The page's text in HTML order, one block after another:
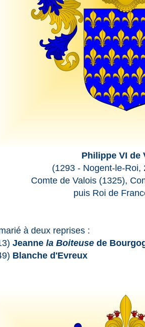
Philippe VI de
(1293 - Nogent-le-Roi,
Comte de Valois (1325),
puis Roi de
à deux reprises :
Jeanne la Boiteuse de
Blanche d'Evreux